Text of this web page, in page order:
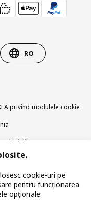
RO
privind modulele cookie
digitală
cookie-uri pe
pentru funcționarea
opționale: